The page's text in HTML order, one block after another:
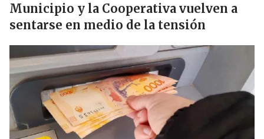
Municipio y la Cooperativa vuelven a
sentarse en medio de la tensión